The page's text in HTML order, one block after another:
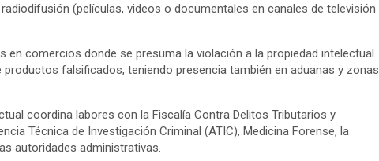
(películas, videos o documentales en canales de televisión
en comercios donde se presuma la violación a la propiedad intelectual
falsificados, teniendo presencia también en aduanas y zonas
coordina labores con la Fiscalía Contra Delitos Tributarios y
Técnica de Investigación Criminal (ATIC), Medicina Forense, la
autoridades administrativas.